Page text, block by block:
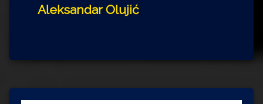
Aleksandar Olujić